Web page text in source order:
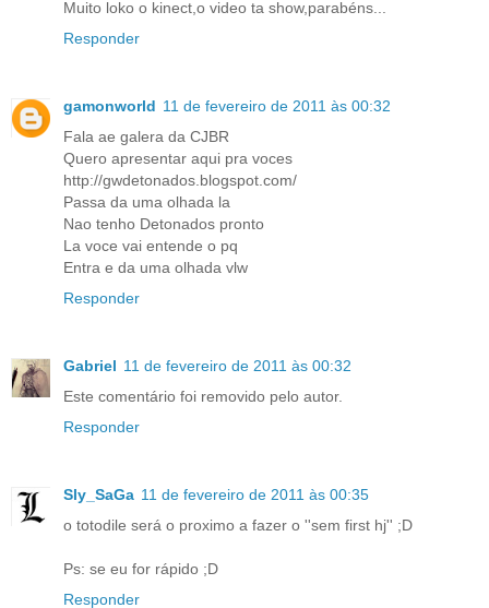
Muito loko o kinect,o video ta show,parabéns...
Responder
gamonworld 11 de fevereiro de 2011 às 00:32
Fala ae galera da CJBR
Quero apresentar aqui pra voces
http://gwdetonados.blogspot.com/
Passa da uma olhada la
Nao tenho Detonados pronto
La voce vai entende o pq
Entra e da uma olhada vlw
Responder
Gabriel 11 de fevereiro de 2011 às 00:32
Este comentário foi removido pelo autor.
Responder
Sly_SaGa 11 de fevereiro de 2011 às 00:35
o totodile será o proximo a fazer o ''sem first hj'' ;D
Ps: se eu for rápido ;D
Responder